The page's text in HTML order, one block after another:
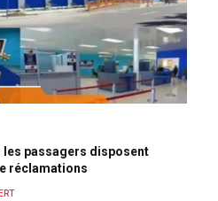
les passagers disposent
réclamations